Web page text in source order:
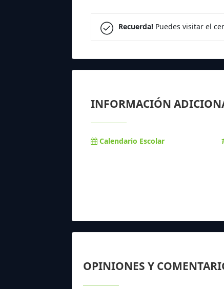
Recuerda!Puedes visitar el
INFORMACIÓN
Calendario Escolar
OPINIONES Y